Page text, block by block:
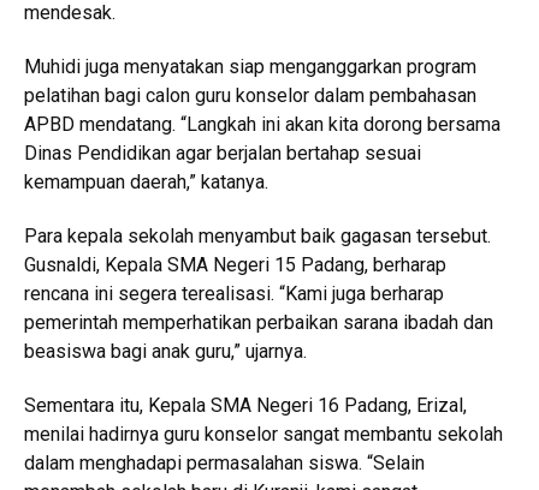
mendesak.
Muhidi juga menyatakan siap menganggarkan program
pelatihan bagi calon guru konselor dalam pembahasan
APBD mendatang. “Langkah ini akan kita dorong bersama
Dinas Pendidikan agar berjalan bertahap sesuai
kemampuan daerah,” katanya.
Para kepala sekolah menyambut baik gagasan tersebut.
Gusnaldi, Kepala SMA Negeri 15 Padang, berharap
rencana ini segera terealisasi. “Kami juga berharap
pemerintah memperhatikan perbaikan sarana ibadah dan
beasiswa bagi anak guru,” ujarnya.
Sementara itu, Kepala SMA Negeri 16 Padang, Erizal,
menilai hadirnya guru konselor sangat membantu sekolah
dalam menghadapi permasalahan siswa. “Selain